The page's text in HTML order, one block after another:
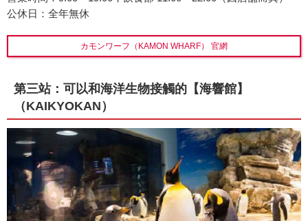
公休日：全年無休
カモンワーフ（KAMON WHARF） 官網
第三站：可以和海洋生物接觸的【海響館】
（KAIKYOKAN）